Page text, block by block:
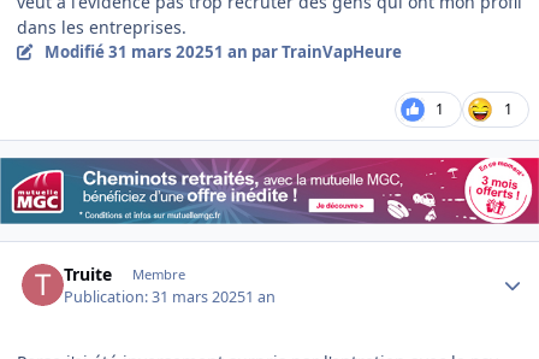
dans les entreprises.
Modifié31 mars 20251 an par TrainVapHeure
1 1
Truite Membre
Publication:31 mars 20251 an